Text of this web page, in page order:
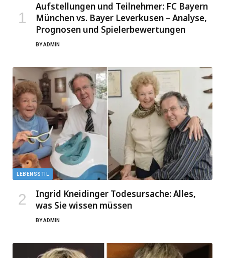
Aufstellungen und Teilnehmer: FC Bayern
München vs. Bayer Leverkusen – Analyse,
Prognosen und Spielerbewertungen
BYADMIN
LEBENSSTIL
Ingrid Kneidinger Todesursache: Alles,
was Sie wissen müssen
BYADMIN